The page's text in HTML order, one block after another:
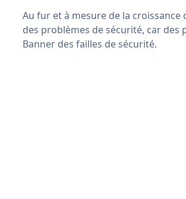
Au fur et à mesure de la
des problèmes de sécurité, car
Banner des failles de sécurité.